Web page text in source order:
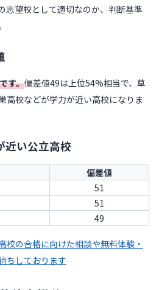
志望校として適切なのか、判断基準
す。偏差値49は上位54%相当で、草
高校などが学力が近い高校になりま
近い公立高校
偏差値
51
51
49
校の合格に向けた相談や無料体験・
ちしております